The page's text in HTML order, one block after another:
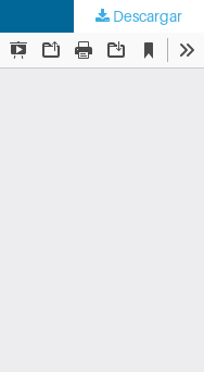
Descargar